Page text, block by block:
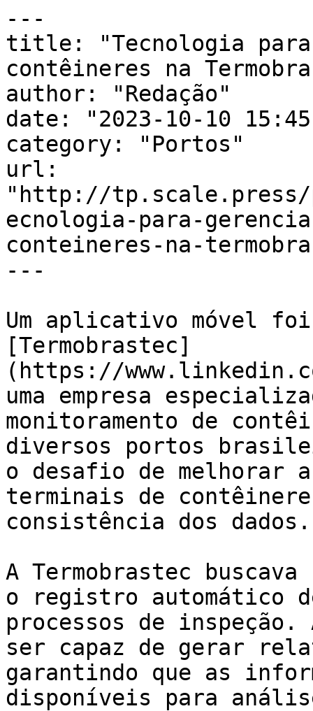
---
title: "Tecnologia
contêineres na
author: "Redação"
date: "2023-10-10
category: "Portos"
url:
"http://
ecnologia-para-
conteineres-na-
---
Um aplicativo móvel
[Termobrastec]
(https://
uma empresa
monitoramento de
diversos portos
o desafio de melhorar a
terminais de
consistência dos dados.
A Termobrastec
o registro automático
processos de inspeção.
ser capaz de gerar
garantindo que as
disponíveis para